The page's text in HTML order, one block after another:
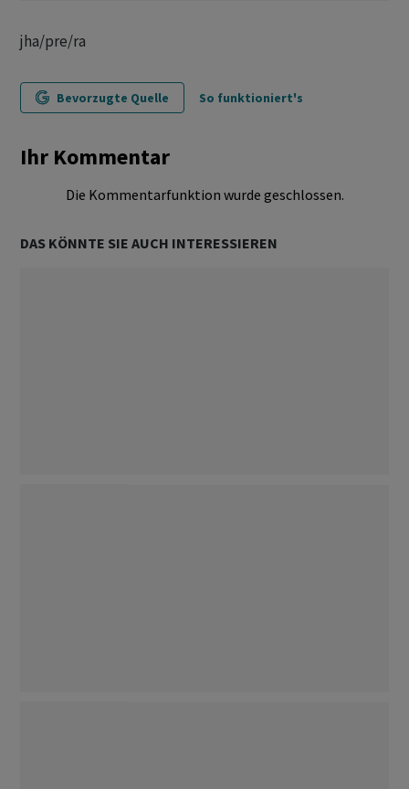
jha/pre/ra
Bevorzugte Quelle So funktioniert's
Ihr Kommentar
Die Kommentarfunktion wurde geschlossen.
DAS KÖNNTE SIE AUCH INTERESSIEREN